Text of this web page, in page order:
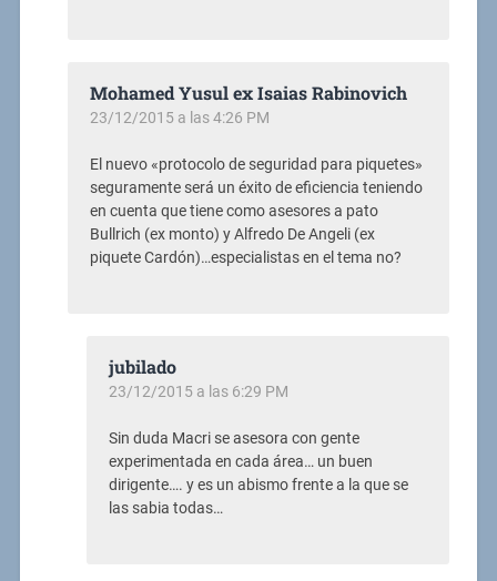
Mohamed Yusul ex Isaias Rabinovich
23/12/2015 a las 4:26 PM
El nuevo «protocolo de seguridad para piquetes»
seguramente será un éxito de eficiencia teniendo
en cuenta que tiene como asesores a pato
Bullrich (ex monto) y Alfredo De Angeli (ex
piquete Cardón)…especialistas en el tema no?
jubilado
23/12/2015 a las 6:29 PM
Sin duda Macri se asesora con gente
experimentada en cada área… un buen
dirigente…. y es un abismo frente a la que se
las sabia todas…